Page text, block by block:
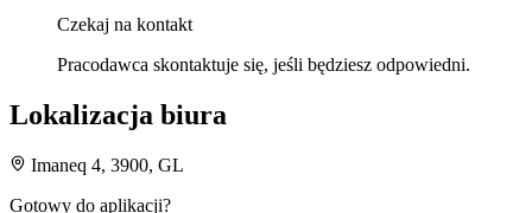
Czekaj na kontakt
Pracodawca skontaktuje się, jeśli będziesz odpowiedni.
Lokalizacja biura
Imaneq 4, 3900, GL
Gotowy do aplikacji?